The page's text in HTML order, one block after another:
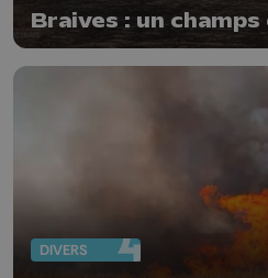
Braives : un
DIVERS